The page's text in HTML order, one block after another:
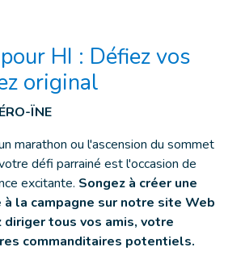
HI : Défiez vos
original
ÏNE
marathon ou l'ascension du sommet
défi parrainé est l'occasion de
excitante. Songez à créer une
à la campagne sur notre site Web
diriger tous vos amis, votre
commanditaires potentiels.